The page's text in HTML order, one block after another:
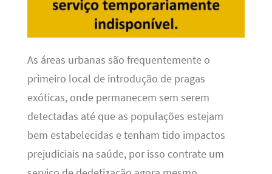
As áreas urbanas são frequentemente o
primeiro local de introdução de pragas
exóticas, onde permanecem sem serem
detectadas até que as populações estejam
bem estabelecidas e tenham tido impactos
prejudiciais na saúde, por isso contrate um